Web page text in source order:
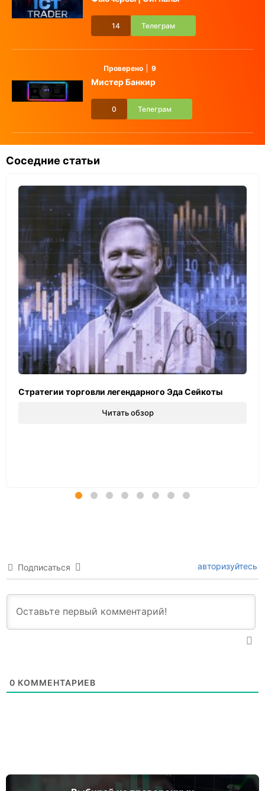
14 Телеграм
Проверено 9
Мистер Банкир
0 Телеграм
Соседние статьи
Стратегии торговли легендарного Эда Сейкоты
Читать обзор
Подписаться авторизуйтесь
0 КОММЕНТАРИЕВ